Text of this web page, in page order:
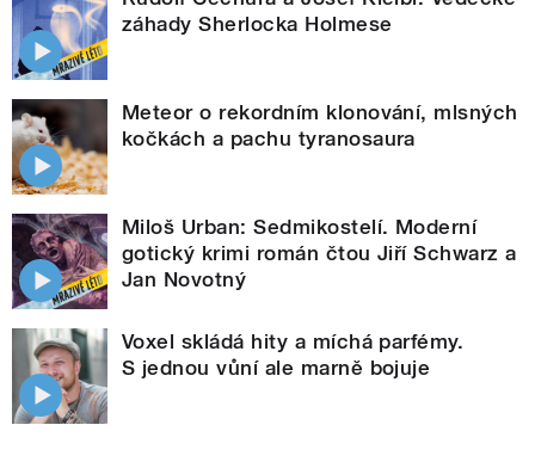
záhady Sherlocka Holmese
Meteor o rekordním klonování, mlsných
kočkách a pachu tyranosaura
Miloš Urban: Sedmikostelí. Moderní
gotický krimi román čtou Jiří Schwarz a
Jan Novotný
Voxel skládá hity a míchá parfémy.
S jednou vůní ale marně bojuje